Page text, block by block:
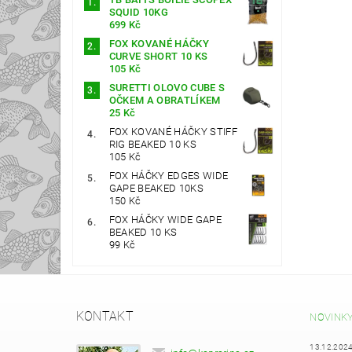
SQUID 10KG
699 Kč
FOX KOVANÉ HÁČKY
CURVE SHORT 10 KS
105 Kč
SURETTI OLOVO CUBE S
OČKEM A OBRATLÍKEM
25 Kč
FOX KOVANÉ HÁČKY STIFF
RIG BEAKED 10 KS
105 Kč
FOX HÁČKY EDGES WIDE
GAPE BEAKED 10KS
150 Kč
FOX HÁČKY WIDE GAPE
BEAKED 10 KS
99 Kč
KONTAKT